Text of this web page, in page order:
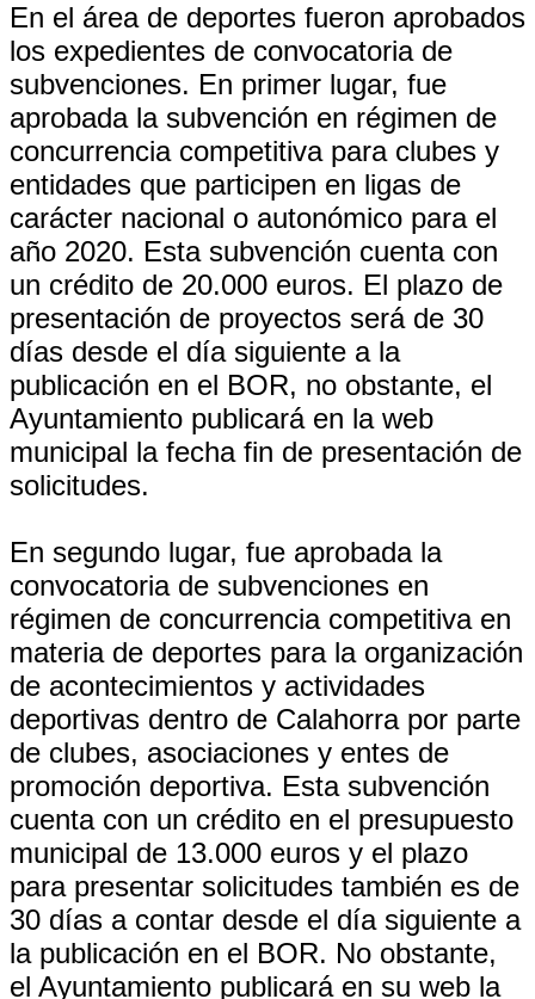
En el área de deportes fueron aprobados
los expedientes de convocatoria de
subvenciones. En primer lugar, fue
aprobada la subvención en régimen de
concurrencia competitiva para clubes y
entidades que participen en ligas de
carácter nacional o autonómico para el
año 2020. Esta subvención cuenta con
un crédito de 20.000 euros. El plazo de
presentación de proyectos será de 30
días desde el día siguiente a la
publicación en el BOR, no obstante, el
Ayuntamiento publicará en la web
municipal la fecha fin de presentación de
solicitudes.
En segundo lugar, fue aprobada la
convocatoria de subvenciones en
régimen de concurrencia competitiva en
materia de deportes para la organización
de acontecimientos y actividades
deportivas dentro de Calahorra por parte
de clubes, asociaciones y entes de
promoción deportiva. Esta subvención
cuenta con un crédito en el presupuesto
municipal de 13.000 euros y el plazo
para presentar solicitudes también es de
30 días a contar desde el día siguiente a
la publicación en el BOR. No obstante,
el Ayuntamiento publicará en su web la